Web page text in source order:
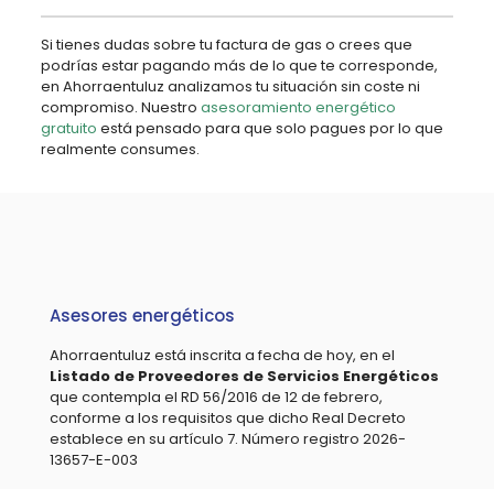
Si tienes dudas sobre tu factura de gas o crees que
podrías estar pagando más de lo que te corresponde,
en Ahorraentuluz analizamos tu situación sin coste ni
compromiso. Nuestro asesoramiento energético
gratuito está pensado para que solo pagues por lo que
realmente consumes.
Asesores energéticos
Ahorraentuluz está inscrita a fecha de hoy, en el
Listado de Proveedores de Servicios Energéticos
que contempla el RD 56/2016 de 12 de febrero,
conforme a los requisitos que dicho Real Decreto
establece en su artículo 7. Número registro 2026-
13657-E-003